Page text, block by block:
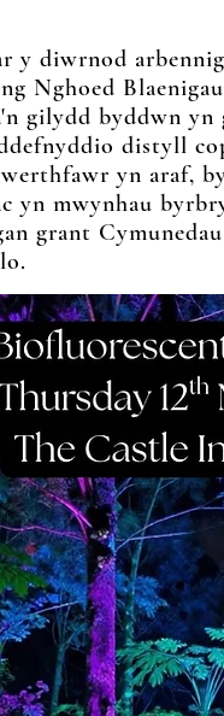
y diwrnod
Nghoed
gilydd byddwn yn
distyll
yn araf,
yn mwynhau
grant